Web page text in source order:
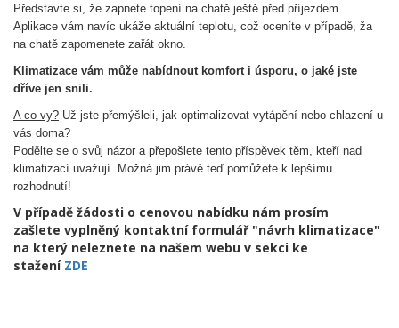
Představte si, že zapnete topení na chatě ještě před příjezdem.
Aplikace vám navíc ukáže aktuální teplotu, což oceníte v případě, ža
na chatě zapomenete zařát okno.
Klimatizace vám může nabídnout komfort i úsporu, o jaké jste
dříve jen snili.
A co vy? Už jste přemýšleli, jak optimalizovat vytápění nebo chlazení u
vás doma?
Podělte se o svůj názor a přepošlete tento příspěvek těm, kteří nad
klimatizací uvažují. Možná jim právě teď pomůžete k lepšímu
rozhodnutí!
V případě žádosti o cenovou nabídku nám prosím
zašlete vyplněný kontaktní formulář "návrh klimatizace"
na který neleznete na našem webu v sekci ke
stažení ZDE